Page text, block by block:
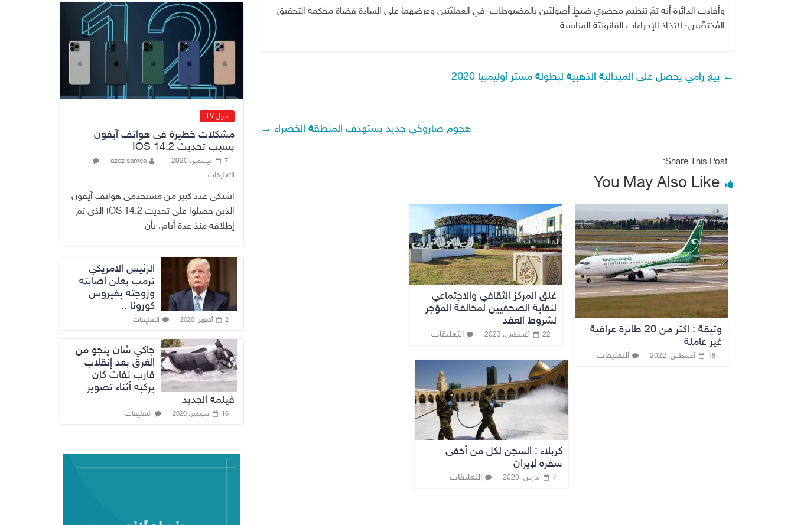
وأفادت الدائرة أنه تمَّ تنظيم محضري ضبطٍ أصوليَّين بالمضبوطات في العمليَّتين وعرضهما على السادة قضاة محكمة التحقيق
المُختصِّين؛ لاتخاذ الإجراءات القانونيَّة المناسبة
← بيغ رامي يحصل على الميدالية الذهبية لبطولة مستر أوليمبيا 2020
هجوم صاروخي جديد يستهدف المنطقة الخضراء →
Share This Post:
You May Also Like
وثيقة : اكثر من 20 طائرة عراقية
غير عاملة
18 أغسطس، 2022 التعليقات
غلق المركز الثقافي والاجتماعي
لنقابة الصحفيين لمخالفة المؤجر
لشروط العقد
22 أغسطس، 2023 التعليقات
كربلاء : السجن لكل من أخفى
سفره لإيران
7 مارس، 2020 التعليقات
No Comment
هيئة الإعلام
والاتصالات تعتمد
رقمية موثوقة لدعم
الاقتصاد الرقمي
رئيس هيئة النزاهة:
لا مظلة تحمي
العام أمانة
No Comment
سيل TV
مشكلات خطيرة فى هواتف آيفون
بسبب تحديث IOS 14.2
7 ديسمبر، 2020
azez samea
التعليقات
اشتكى عدد كبير من مستخدمى هواتف آيفون
الذين حصلوا على تحديث iOS 14.2 الذى تم
إطلاقه منذ عدة أيام، بأن
الرئيس الامريكي
ترمب يعلن اصابته
وزوجته بفيروس
كورونا ..
2 أكتوبر، 2020 التعليقات
جاكي شان ينجو من
الغرق بعد إنقلاب
قارب نفاث كان
يركبه أثناء تصوير
فيلمه الجديد
16 سبتمبر، 2020 التعليقات